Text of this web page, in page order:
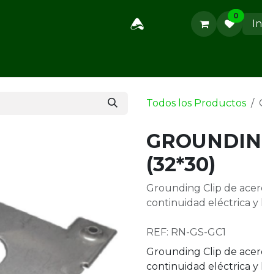
0
Todos los Productos
(32*30)
Grounding Clip de
continuidad eléctrica y
REF: RN-GS-GC1
Grounding Clip de
continuidad eléctrica y